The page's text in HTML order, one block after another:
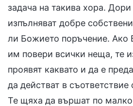
задача на такива хора.
изпълняват добре
ли Божието поръчение. Ако
им повери всички неща, те
проявят каквато и да е
да действат в съответствие
Те щяха да вършат по малко